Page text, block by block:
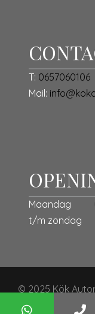
T: 0657060106
Mail:
Maandag
t/m zondag
© 2025 Kök
voorbehouden.